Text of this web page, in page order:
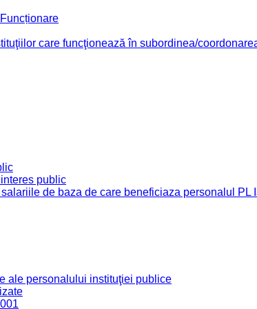
care funcţionează în subordinea/
public
de baza de care beneficiaza personalul PL
ale personalului instituţiei publice